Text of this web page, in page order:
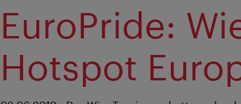
EuroPride:
Hotspot